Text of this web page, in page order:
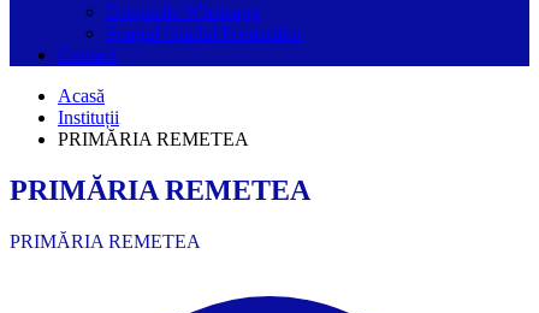
Grupurile Whatsapp
Spațiul Ghidul Primăriilor
Contact
Acasă
Instituții
PRIMĂRIA REMETEA
PRIMĂRIA REMETEA
PRIMĂRIA REMETEA